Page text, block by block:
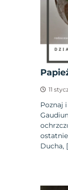
11
Poznaj
Ducha,